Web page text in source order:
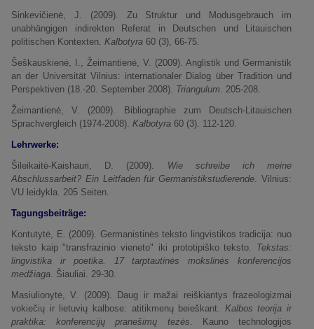
Sinkevičienė, J. (2009). Zu Struktur und Modusgebrauch im
unabhängigen indirekten Referat in Deutschen und Litauischen
politischen Kontexten. Kalbotyra 60 (3), 66-75.
Šeškauskienė, I., Žeimantienė, V. (2009). Anglistik und Germanistik
an der Universität Vilnius: internationaler Dialog über Tradition und
Perspektiven (18.-20. September 2008). Triangulum. 205-208.
Žeimantienė, V. (2009). Bibliographie zum Deutsch-Litauischen
Sprachvergleich (1974-2008). Kalbotyra 60 (3). 112-120.
Lehrwerke:
Šileikaitė-Kaishauri, D. (2009). Wie schreibe ich meine
Abschlussarbeit? Ein Leitfaden für Germanistikstudierende. Vilnius:
VU leidykla. 205 Seiten.
Tagungsbeiträge:
Kontutytė, E. (2009). Germanistinės teksto lingvistikos tradicija: nuo
teksto kaip "transfrazinio vieneto" iki prototipiško teksto. Tekstas:
lingvistika ir poetika. 17 tarptautinės mokslinės konferencijos
medžiaga. Šiauliai. 29-30.
Masiulionytė, V. (2009). Daug ir mažai reiškiantys frazeologizmai
vokiečių ir lietuvių kalbose: atitikmenų beieškant. Kalbos teorija ir
praktika: konferencijų pranešimų tezės. Kauno technologijos